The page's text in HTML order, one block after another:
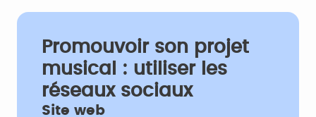
Promouvoir son projet
musical : utiliser les
réseaux sociaux
Site web